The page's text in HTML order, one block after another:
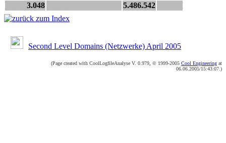
3.048
5.486.542
Second Level Domains (Netzwerke) April 2005
(Page created with CoolLogfileAnalyse V. 0.979, © 1999-2005 Cool Engineering at
06.06.2005/15:43:07.)